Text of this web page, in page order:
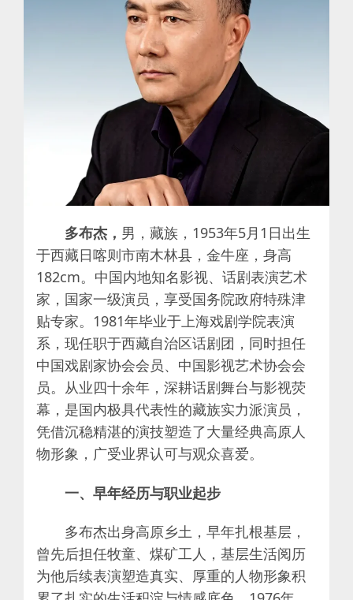
多布杰， 男，藏族，1953年5月1日出生
于西藏日喀则市南木林县，金牛座，身高
182cm。中国内地知名影视、话剧表演艺术
家，国家一级演员，享受国务院政府特殊津
贴专家。1981年毕业于上海戏剧学院表演
系，现任职于西藏自治区话剧团，同时担任
中国戏剧家协会会员、中国影视艺术协会会
员。从业四十余年，深耕话剧舞台与影视荧
幕，是国内极具代表性的藏族实力派演员，
凭借沉稳精湛的演技塑造了大量经典高原人
物形象，广受业界认可与观众喜爱。
一、早年经历与职业起步
多布杰出身高原乡土，早年扎根基层，
曾先后担任牧童、煤矿工人，基层生活阅历
为他后续表演塑造真实、厚重的人物形象积